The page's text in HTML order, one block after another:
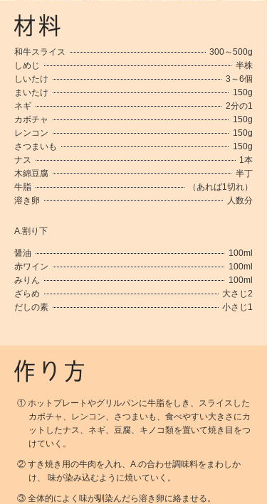
和牛スライス
300～500g
しめじ
半株
しいたけ
3～6個
まいたけ
150g
ネギ
2分の1
カボチャ
150g
レンコン
150g
さつまいも
150g
ナス
1本
木綿豆腐
半丁
牛脂
（あれば1切れ）
溶き卵
人数分
A.割り下
醤油
100ml
赤ワイン
100ml
みりん
100ml
ざらめ
大さじ2
だしの素
小さじ1
① ホットプレートやグリルパンに牛脂をしき、スライスした
カボチャ、レンコン、さつまいも、食べやすい大きさにカ
ットしたナス、ネギ、豆腐、キノコ類を置いて焼き目をつ
けていく。
② すき焼き用の牛肉を入れ、A.の合わせ調味料をまわしか
け、 味が染み込むように焼いていく。
③ 全体的によく味が馴染んだら溶き卵に絡ませる。